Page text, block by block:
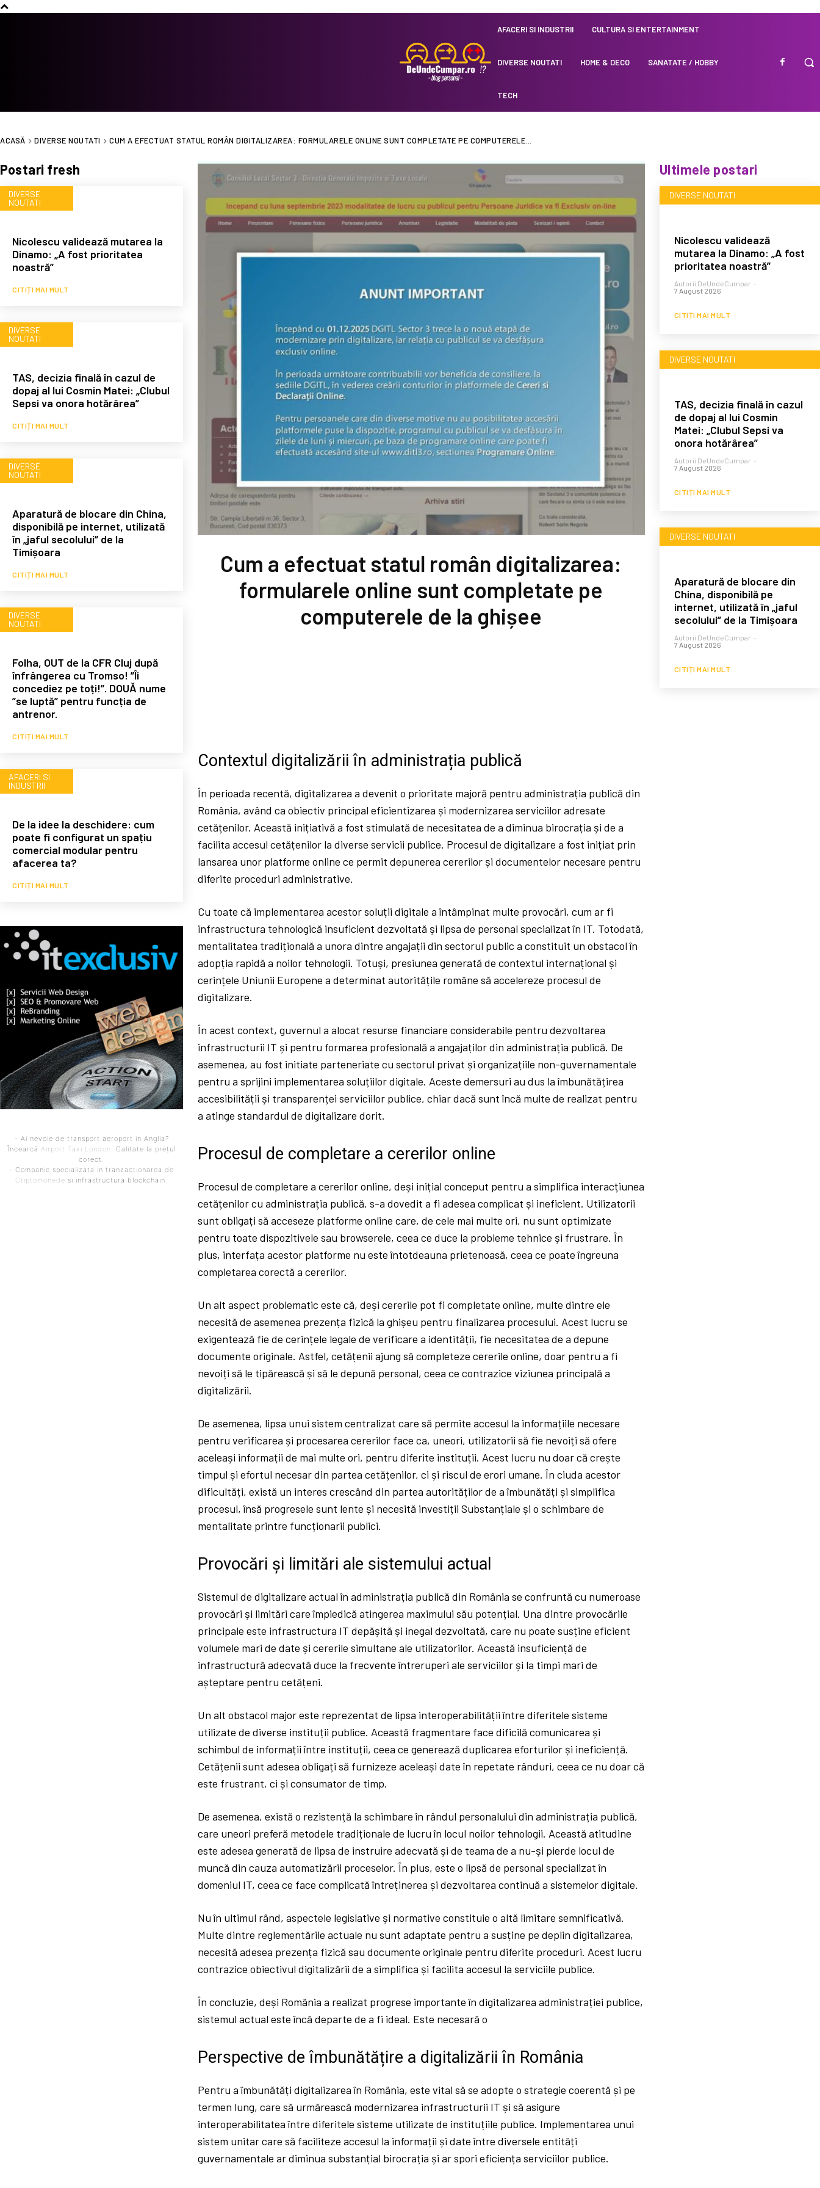
AFACERI SI INDUSTRII CULTURA SI ENTERTAINMENT
DIVERSE NOUTATI HOME & DECO SANATATE / HOBBY
TECH
ACASĂ DIVERSE NOUTATI CUM A EFECTUAT STATUL ROMÂN DIGITALIZAREA: FORMULARELE ONLINE SUNT COMPLETATE PE COMPUTERELE...
Postari fresh
DIVERSE
NOUTATI
Nicolescu validează mutarea la
Dinamo: „A fost prioritatea
noastră”
CITIȚI MAI MULT
DIVERSE
NOUTATI
TAS, decizia finală în cazul de
dopaj al lui Cosmin Matei: „Clubul
Sepsi va onora hotărârea”
CITIȚI MAI MULT
DIVERSE
NOUTATI
Aparatură de blocare din China,
disponibilă pe internet, utilizată
în „jaful secolului” de la
Timișoara
CITIȚI MAI MULT
DIVERSE
NOUTATI
Folha, OUT de la CFR Cluj după
înfrângerea cu Tromso! ”Îi
concediez pe toți!”. DOUĂ nume
”se luptă” pentru funcția de
antrenor.
CITIȚI MAI MULT
AFACERI SI
INDUSTRII
De la idee la deschidere: cum
poate fi configurat un spațiu
comercial modular pentru
afacerea ta?
CITIȚI MAI MULT
- Ai nevoie de transport aeroport in Anglia?
ÎncearcăAirport Taxi London . Calitate la prețul
corect.
- Companie specializata in tranzactionarea de
Criptomonede si infrastructura blockchain.
Cum a efectuat statul român digitalizarea:
formularele online sunt completate pe
computerele de la ghișee
Contextul digitalizării în administrația publică
În perioada recentă, digitalizarea a devenit o prioritate majoră pentru administrația publică din
România, având ca obiectiv principal eficientizarea și modernizarea serviciilor adresate
cetățenilor. Această inițiativă a fost stimulată de necesitatea de a diminua birocrația și de a
facilita accesul cetățenilor la diverse servicii publice. Procesul de digitalizare a fost inițiat prin
lansarea unor platforme online ce permit depunerea cererilor și documentelor necesare pentru
diferite proceduri administrative.
Cu toate că implementarea acestor soluții digitale a întâmpinat multe provocări, cum ar fi
infrastructura tehnologică insuficient dezvoltată și lipsa de personal specializat în IT. Totodată,
mentalitatea tradițională a unora dintre angajații din sectorul public a constituit un obstacol în
adopția rapidă a noilor tehnologii. Totuși, presiunea generată de contextul internațional și
cerințele Uniunii Europene a determinat autoritățile române să accelereze procesul de
digitalizare.
În acest context, guvernul a alocat resurse financiare considerabile pentru dezvoltarea
infrastructurii IT și pentru formarea profesională a angajaților din administrația publică. De
asemenea, au fost initiate parteneriate cu sectorul privat și organizațiile non-guvernamentale
pentru a sprijini implementarea soluțiilor digitale. Aceste demersuri au dus la îmbunătățirea
accesibilității și transparenței serviciilor publice, chiar dacă sunt încă multe de realizat pentru
a atinge standardul de digitalizare dorit.
Procesul de completare a cererilor online
Procesul de completare a cererilor online, deși inițial conceput pentru a simplifica interacțiunea
cetățenilor cu administrația publică, s-a dovedit a fi adesea complicat și ineficient. Utilizatorii
sunt obligați să acceseze platforme online care, de cele mai multe ori, nu sunt optimizate
pentru toate dispozitivele sau browserele, ceea ce duce la probleme tehnice și frustrare. În
plus, interfața acestor platforme nu este întotdeauna prietenoasă, ceea ce poate îngreuna
completarea corectă a cererilor.
Un alt aspect problematic este că, deși cererile pot fi completate online, multe dintre ele
necesită de asemenea prezența fizică la ghișeu pentru finalizarea procesului. Acest lucru se
exigentează fie de cerințele legale de verificare a identității, fie necesitatea de a depune
documente originale. Astfel, cetățenii ajung să completeze cererile online, doar pentru a fi
nevoiți să le tipărească și să le depună personal, ceea ce contrazice viziunea principală a
digitalizării.
De asemenea, lipsa unui sistem centralizat care să permite accesul la informațiile necesare
pentru verificarea și procesarea cererilor face ca, uneori, utilizatorii să fie nevoiți să ofere
aceleași informații de mai multe ori, pentru diferite instituții. Acest lucru nu doar că crește
timpul și efortul necesar din partea cetățenilor, ci și riscul de erori umane. În ciuda acestor
dificultăți, există un interes crescând din partea autorităților de a îmbunătăți și simplifica
procesul, însă progresele sunt lente și necesită investiții Substanțiale și o schimbare de
mentalitate printre funcționarii publici.
Provocări și limitări ale sistemului actual
Sistemul de digitalizare actual în administrația publică din România se confruntă cu numeroase
provocări și limitări care împiedică atingerea maximului său potențial. Una dintre provocările
principale este infrastructura IT depășită și inegal dezvoltată, care nu poate susține eficient
volumele mari de date și cererile simultane ale utilizatorilor. Această insuficiență de
infrastructură adecvată duce la frecvente întreruperi ale serviciilor și la timpi mari de
așteptare pentru cetățeni.
Un alt obstacol major este reprezentat de lipsa interoperabilității între diferitele sisteme
utilizate de diverse instituții publice. Această fragmentare face dificilă comunicarea și
schimbul de informații între instituții, ceea ce generează duplicarea eforturilor și ineficiență.
Cetățenii sunt adesea obligați să furnizeze aceleași date în repetate rânduri, ceea ce nu doar că
este frustrant, ci și consumator de timp.
De asemenea, există o rezistență la schimbare în rândul personalului din administrația publică,
care uneori preferă metodele tradiționale de lucru în locul noilor tehnologii. Această atitudine
este adesea generată de lipsa de instruire adecvată și de teama de a nu-și pierde locul de
muncă din cauza automatizării proceselor. În plus, este o lipsă de personal specializat în
domeniul IT, ceea ce face complicată întreținerea și dezvoltarea continuă a sistemelor digitale.
Nu în ultimul rând, aspectele legislative și normative constituie o altă limitare semnificativă.
Multe dintre reglementările actuale nu sunt adaptate pentru a susține pe deplin digitalizarea,
necesită adesea prezența fizică sau documente originale pentru diferite proceduri. Acest lucru
contrazice obiectivul digitalizării de a simplifica și facilita accesul la serviciile publice.
În concluzie, deși România a realizat progrese importante în digitalizarea administrației publice,
sistemul actual este încă departe de a fi ideal. Este necesară o
Perspective de îmbunătățire a digitalizării în România
Pentru a îmbunătăți digitalizarea în România, este vital să se adopte o strategie coerentă și pe
termen lung, care să urmărească modernizarea infrastructurii IT și să asigure
interoperabilitatea între diferitele sisteme utilizate de instituțiile publice. Implementarea unui
sistem unitar care să faciliteze accesul la informații și date între diversele entități
guvernamentale ar diminua substanțial birocrația și ar spori eficiența serviciilor publice.
Ultimele postari
DIVERSE NOUTATI
Nicolescu validează
mutarea la Dinamo: „A fost
prioritatea noastră”
Autorii DeUndeCumpar -
7 August 2026
CITIȚI MAI MULT
DIVERSE NOUTATI
TAS, decizia finală în cazul
de dopaj al lui Cosmin
Matei: „Clubul Sepsi va
onora hotărârea”
Autorii DeUndeCumpar -
7 August 2026
CITIȚI MAI MULT
DIVERSE NOUTATI
Aparatură de blocare din
China, disponibilă pe
internet, utilizată în „jaful
secolului” de la Timișoara
Autorii DeUndeCumpar -
7 August 2026
CITIȚI MAI MULT